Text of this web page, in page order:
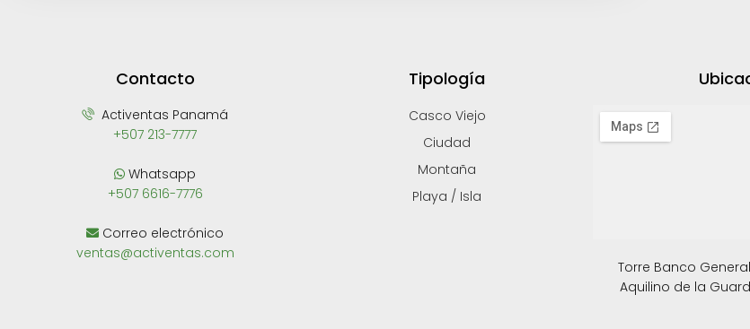
Contacto
Activentas Panamá
+507 213-7777
Whatsapp
+507 6616-7776
Correo electrónico
ventas@activentas.com
Tipología
Casco Viejo
Ciudad
Montaña
Playa / Isla
Torre Banco General
Aquilino de la